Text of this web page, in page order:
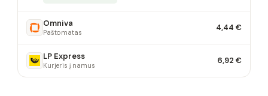
Omniva
Paštomatas 4,44 €
LP Express
Kurjeris į namus 6,92 €